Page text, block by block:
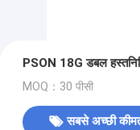
PSON 18G डबल
MOQ：30 पीसी
सबसे अच्छी